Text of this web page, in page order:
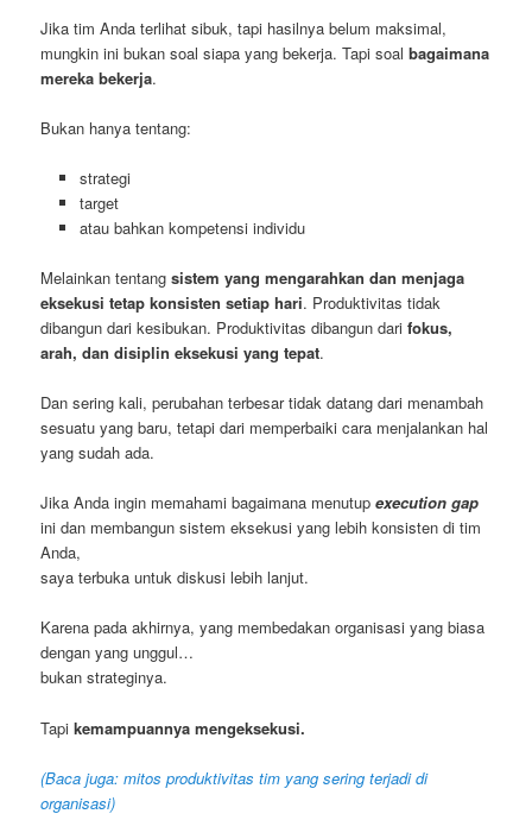
Jika tim Anda terlihat sibuk, tapi hasilnya belum maksimal,
mungkin ini bukan soal siapa yang bekerja. Tapi soalbagaimana
mereka bekerja.
Bukan hanya tentang:
strategi
target
atau bahkan kompetensi individu
Melainkan tentangsistem yang mengarahkan dan menjaga
eksekusi tetap konsisten setiap hari. Produktivitas tidak
dibangun dari kesibukan. Produktivitas dibangun darifokus,
arah, dan disiplin eksekusi yang tepat.
Dan sering kali, perubahan terbesar tidak datang dari menambah
sesuatu yang baru, tetapi dari memperbaiki cara menjalankan hal
yang sudah ada.
Jika Anda ingin memahami bagaimana menutupexecution gap
ini dan membangun sistem eksekusi yang lebih konsisten di tim
Anda,
saya terbuka untuk diskusi lebih lanjut.
Karena pada akhirnya, yang membedakan organisasi yang biasa
dengan yang unggul…
bukan strateginya.
Tapikemampuannya mengeksekusi.
(Baca juga: mitos produktivitas tim yang sering terjadi di
organisasi)